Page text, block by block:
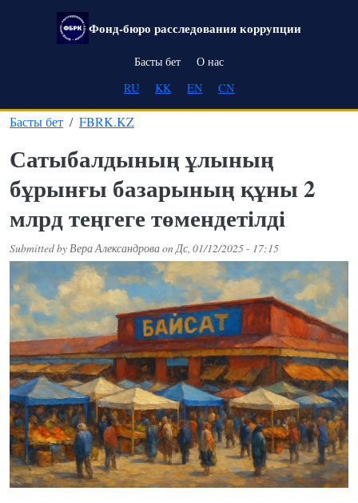
Skip to main content
Фонд-бюро расследования коррупции
Main navigation
Басты бет
О нас
RU
KK EN CN
Басты бет FBRK.KZ
Сатыбалдының ұлының
бұрынғы базарының құны 2
млрд теңгеге төмендетілді
Submitted byВера АлександроваonДс, 01/12/2025 - 17:15